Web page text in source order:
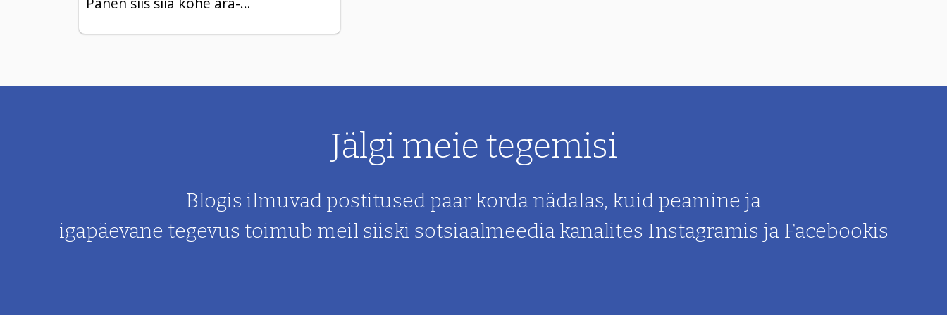
Jälgi meie tegemisi
Blogis ilmuvad postitused paar korda nädalas, kuid peamine ja
igapäevane tegevus toimub meil siiski sotsiaalmeedia kanalites Instagramis ja Facebookis